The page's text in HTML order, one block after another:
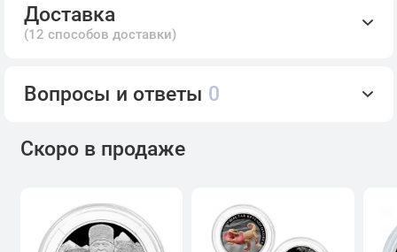
Доставка
(12 способов доставки)
Вопросы и ответы 0
Скоро в продаже